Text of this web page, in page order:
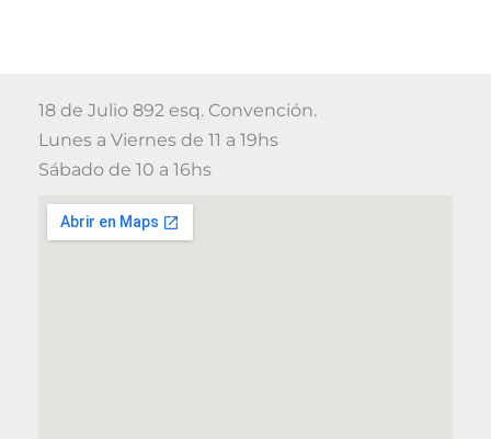
18 de Julio 892 esq. Convención.
Lunes a Viernes de 11 a 19hs
Sábado de 10 a 16hs